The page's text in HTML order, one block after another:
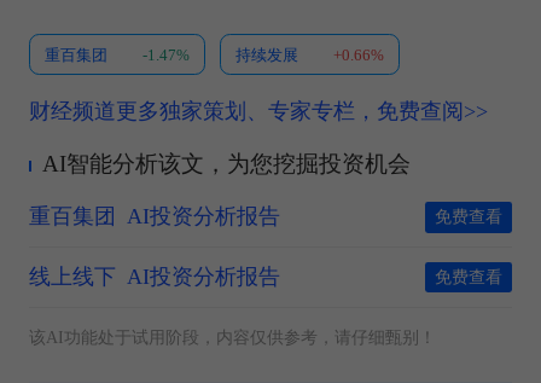
重百集团 -1.47% 持续发展 +0.66%
财经频道更多独家策划、专家专栏，免费查阅>>
AI智能分析该文，为您挖掘投资机会
重百集团 AI投资分析报告 免费查看
线上线下 AI投资分析报告 免费查看
该AI功能处于试用阶段，内容仅供参考，请仔细甄别！